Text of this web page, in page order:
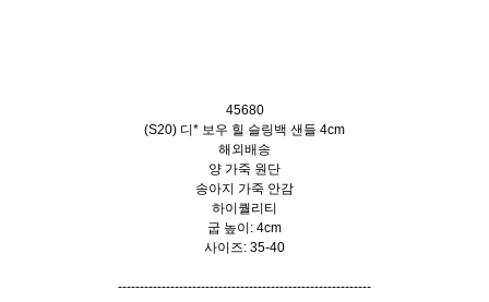
45680
(S20) 디* 보우 힐 슬링백 샌들 4cm
해외배송
양 가죽 원단
송아지 가죽 안감
하이퀄리티
굽 높이: 4cm
사이즈: 35-40
----------------------------------------------------------